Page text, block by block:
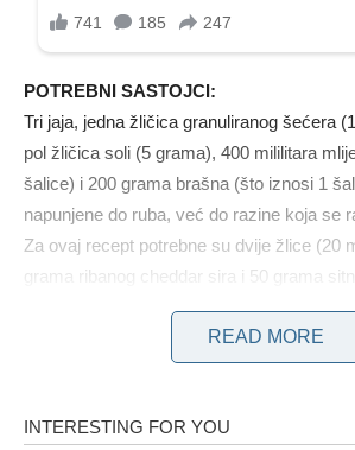
POTREBNI SASTOJCI:
Tri jaja, jedna žličica granuliranog šećera
pol žličica soli (5 grama), 400 mililitara
šalice) i 200 grama brašna (što iznosi 1
napunjene do ruba, već do razine koja se
Za ovaj recept potrebne su dvije žlice (20
grama ribanog cheddar sira i 50 grama
šunke. Dodatno se može staviti sitno
dobro nadopunjuje ovo jelo; međutim,
NAČIN PRIPREME:
READ MORE